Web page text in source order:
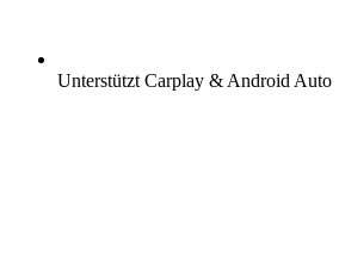
Unterstützt Carplay & Android Auto